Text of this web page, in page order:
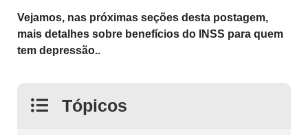
Vejamos, nas próximas seções desta postagem,
mais detalhes sobre benefícios do INSS para quem
tem depressão..
Tópicos